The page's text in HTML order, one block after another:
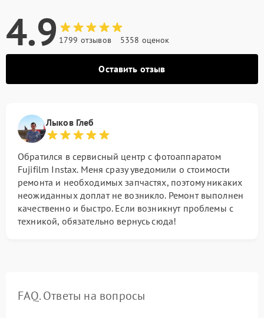
4.9 1799 отзывов 5358 оценок
Оставить отзыв
Лыков Глеб
Обратился в сервисный центр с фотоаппаратом
Fujifilm Instax. Меня сразу уведомили о стоимости
ремонта и необходимых запчастях, поэтому никаких
неожиданных доплат не возникло. Ремонт выполнен
качественно и быстро. Если возникнут проблемы с
техникой, обязательно вернусь сюда!
FAQ. Ответы на вопросы